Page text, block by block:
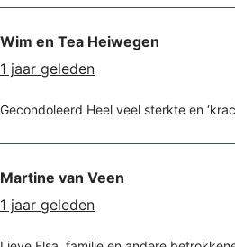
Wim en Tea Heiwegen
1 jaar geleden
Gecondoleerd Heel veel sterkte en
Martine van Veen
1 jaar geleden